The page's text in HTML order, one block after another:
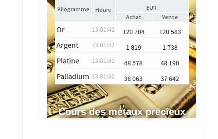
Heure
EUR
Achat
Vente
Or 13:01:42 120 704 120 583
Argent 13:01:42 1 819 1 738
Platine 13:01:42 48 578 48 190
Palladium 13:01:42 38 063 37 642
Cours des métaux précieux